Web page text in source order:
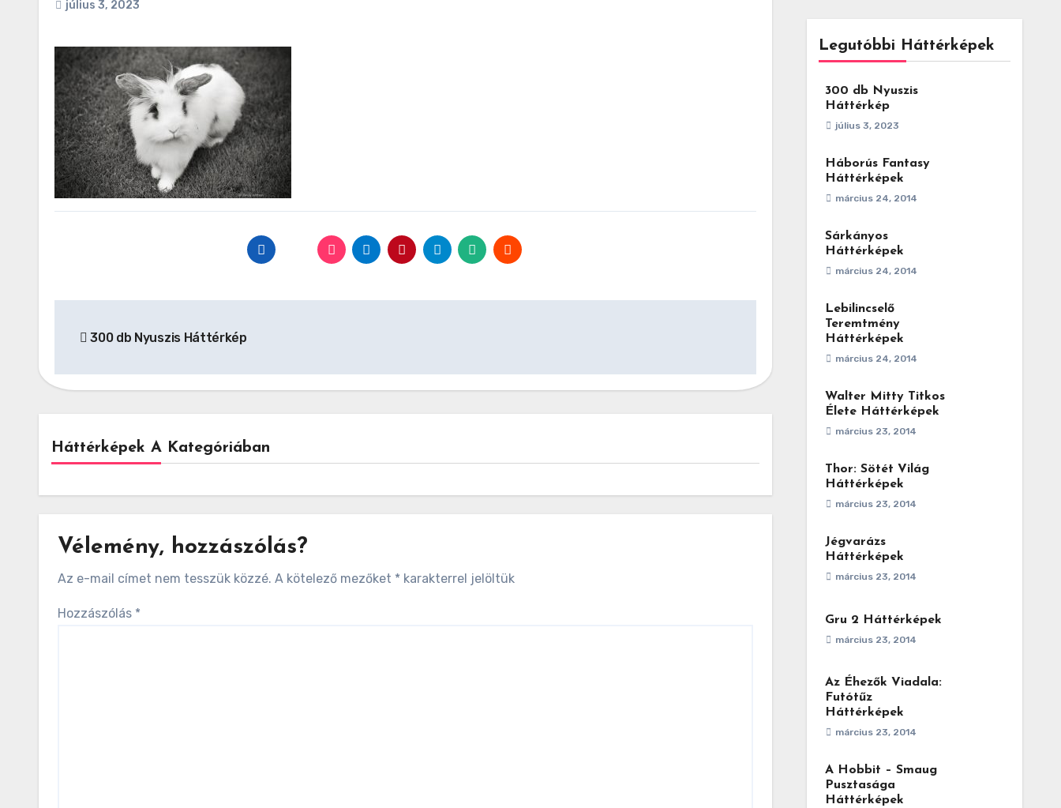
július 3, 2023
navigáció
300 db Nyuszis Háttérkép
Háttérképek A Kategóriában
Vélemény, hozzászólás?
Az e-mail címet nem tesszük közzé. A kötelező mezőket * karakterrel jelöltük
Hozzászólás *
Legutóbbi Háttérképek
300 db Nyuszis
Háttérkép
július 3, 2023
Háborús Fantasy
Háttérképek
március 24, 2014
Sárkányos
Háttérképek
március 24, 2014
Lebilincselő
Teremtmény
Háttérképek
március 24, 2014
Walter Mitty Titkos
Élete Háttérképek
március 23, 2014
Thor: Sötét Világ
Háttérképek
március 23, 2014
Jégvarázs
Háttérképek
március 23, 2014
Gru 2 Háttérképek
március 23, 2014
Az Éhezők Viadala:
Futótűz
Háttérképek
március 23, 2014
A Hobbit – Smaug
Pusztasága
Háttérképek